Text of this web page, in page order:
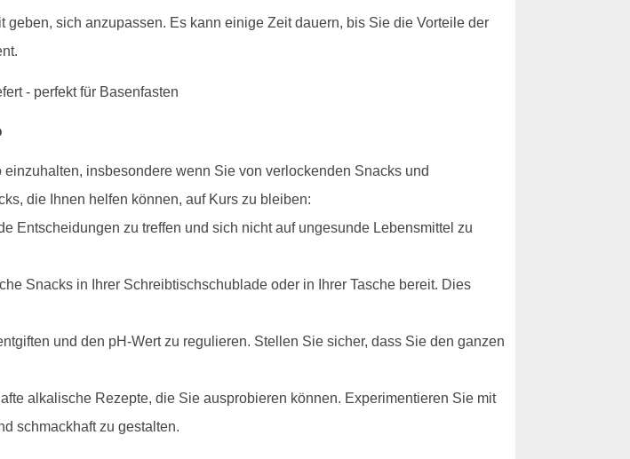
sich anzupassen. Es kann einige Zeit dauern, bis Sie die Vorteile der
insbesondere wenn Sie von verlockenden Snacks und
die Ihnen helfen können, auf Kurs zu bleiben:
Entscheidungen zu treffen und sich nicht auf ungesunde Lebensmittel zu
Snacks in Ihrer Schreibtischschublade oder in Ihrer Tasche bereit. Dies
und den pH-Wert zu regulieren. Stellen Sie sicher, dass Sie den ganzen
alkalische Rezepte, die Sie ausprobieren können. Experimentieren Sie mit
schmackhaft zu gestalten.